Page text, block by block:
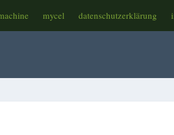
mycel datenschutzerklärung